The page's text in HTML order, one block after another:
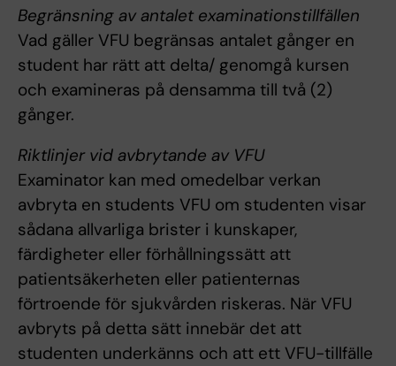
Begränsning av antalet examinationstillfällen
Vad gäller VFU begränsas antalet gånger en
student har rätt att delta/ genomgå kursen
och examineras på densamma till två (2)
gånger.
Riktlinjer vid avbrytande av VFU
Examinator kan med omedelbar verkan
avbryta en students VFU om studenten visar
sådana allvarliga brister i kunskaper,
färdigheter eller förhållningssätt att
patientsäkerheten eller patienternas
förtroende för sjukvården riskeras. När VFU
avbryts på detta sätt innebär det att
studenten underkänns och att ett VFU-tillfälle